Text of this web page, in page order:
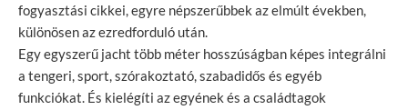
fogyasztási cikkei, egyre népszerűbbek az elmúlt években,
különösen az ezredforduló után.
Egy egyszerű jacht több méter hosszúságban képes integrálni
a tengeri, sport, szórakoztató, szabadidős és egyéb
funkciókat. És kielégíti az egyének és a családtagok